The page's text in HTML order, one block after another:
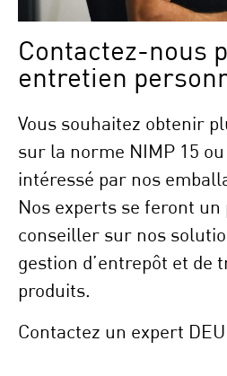
Contactez-nous
entretien
Vous souhaitez obtenir
sur la norme NIMP 15
intéressé par nos
Nos experts se feront un
conseiller sur nos
gestion d’entrepôt et de
produits.
Contactez un expert